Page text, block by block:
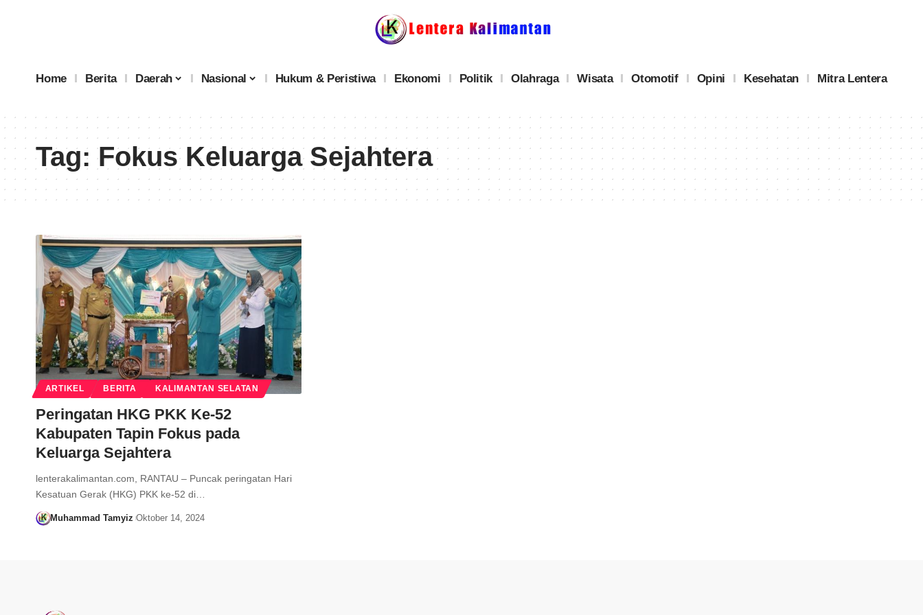
Home Berita Daerah Nasional Hukum & Peristiwa Ekonomi Politik Olahraga Wisata Otomotif Opini Kesehatan Mitra Lentera
Tag:Fokus Keluarga Sejahtera
ARTIKEL BERITA KALIMANTAN SELATAN
Peringatan HKG PKK Ke-52
Kabupaten Tapin Fokus pada
Keluarga Sejahtera
lenterakalimantan.com, RANTAU – Puncak peringatan Hari
Kesatuan Gerak (HKG) PKK ke-52 di…
Muhammad Tamyiz Oktober 14, 2024